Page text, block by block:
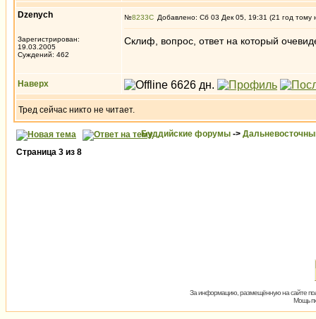
Dzenych
Зарегистрирован:
19.03.2005
Суждений: 462
№8233 Добавлено: Сб 03 Дек 05, 19:31 (21 год тому
Склиф, вопрос, ответ на который
Наверх
Тред сейчас никто не читает.
Буддийские форумы ->
Страница 3 из 8
За информацию, размещённую на сайте
Мощь